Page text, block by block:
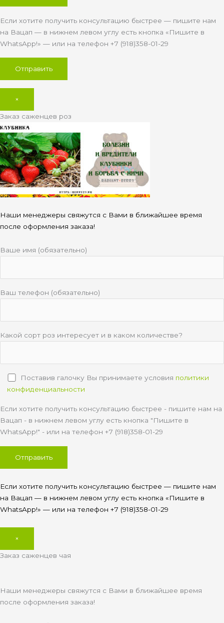
Если хотите получить консультацию быстрее — пишите нам
на Вацап — в нижнем левом углу есть кнопка «Пишите в
WhatsApp!» — или на телефон +7 (918)358-01-29
×
Заказ саженцев роз
Наши менеджеры свяжутся с Вами в ближайшее время
после оформления заказа!
Ваше имя (обязательно)
Ваш телефон (обязательно)
Какой сорт роз интересует и в каком количестве?
Поставив галочку Вы принимаете условия политики
конфиденциальности
Если хотите получить консультацию быстрее - пишите нам на
Вацап - в нижнем левом углу есть кнопка "Пишите в
WhatsApp!" - или на телефон +7 (918)358-01-29
Если хотите получить консультацию быстрее — пишите нам
на Вацап — в нижнем левом углу есть кнопка «Пишите в
WhatsApp!» — или на телефон +7 (918)358-01-29
×
Заказ саженцев чая
Наши менеджеры свяжутся с Вами в ближайшее время
после оформления заказа!